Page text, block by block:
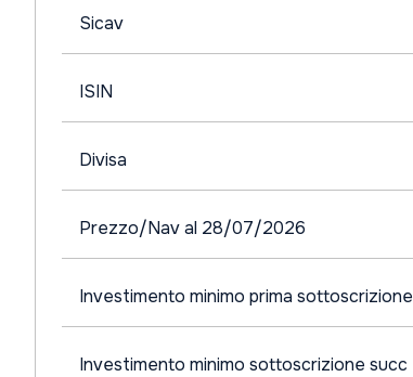
Sicav
ISIN
Divisa
Prezzo/Nav al 28/07/2026
Investimento minimo prima sottoscrizione
Investimento minimo sottoscrizione succ